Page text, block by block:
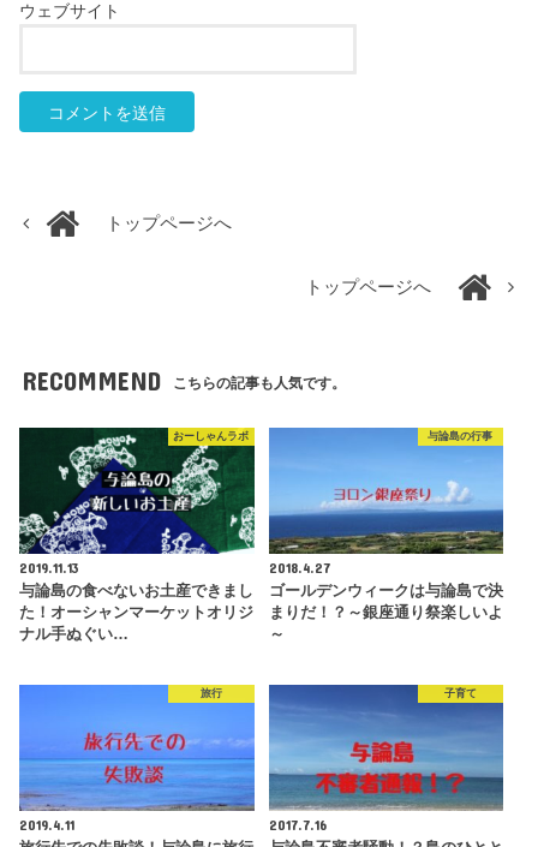
ウェブサイト
トップページへ
トップページへ
RECOMMEND こちらの記事も人気です。
おーしゃんラボ
2019.11.13
与論島の食べないお土産できまし
た！オーシャンマーケットオリジ
ナル手ぬぐい…
与論島の行事
2018.4.27
ゴールデンウィークは与論島で決
まりだ！？～銀座通り祭楽しいよ
～
旅行
2019.4.11
子育て
2017.7.16